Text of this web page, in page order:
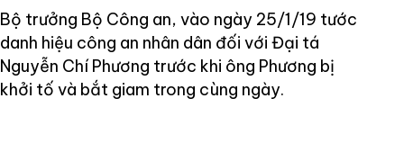
Bộ trưởng Bộ Công an, vào ngày 25/1/19 tước
danh hiệu công an nhân dân đối với Đại tá
Nguyễn Chí Phương trước khi ông Phương bị
khởi tố và bắt giam trong cùng ngày.